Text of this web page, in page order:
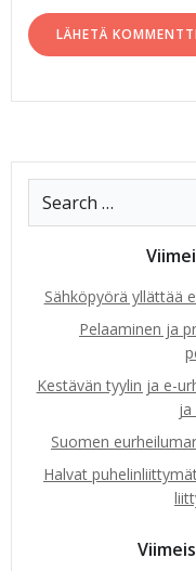
Sähköpyörä yllättää
Pelaaminen ja
Kestävän tyylin ja e-
ja
Suomen
Halvat